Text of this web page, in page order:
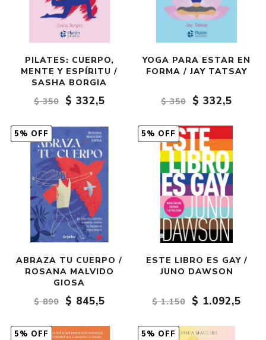
PILATES: CUERPO,
MENTE Y ESPÍRITU /
SASHA BORGIA
$ 350
$ 332,5
YOGA PARA ESTAR EN
FORMA / JAY TATSAY
$ 350 $ 332,5
5% OFF
ABRAZA TU CUERPO /
ROSANA MALVIDO
GIOSA
$ 890
$ 845,5
5% OFF
ESTE LIBRO ES GAY /
JUNO DAWSON
$ 1.150 $ 1.092,5
5% OFF 5% OFF